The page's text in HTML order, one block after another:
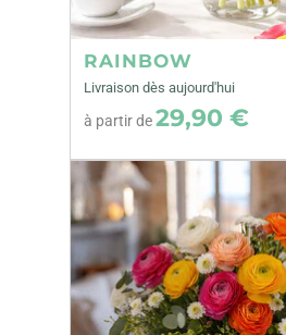
RAINBOW
Livraison dès aujourd'hui
à partir de29,90 €